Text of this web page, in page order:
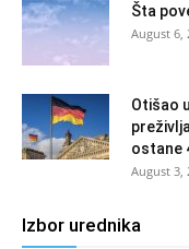
Šta
August 6,
Otišao
ostane
August 3,
Izbor urednika